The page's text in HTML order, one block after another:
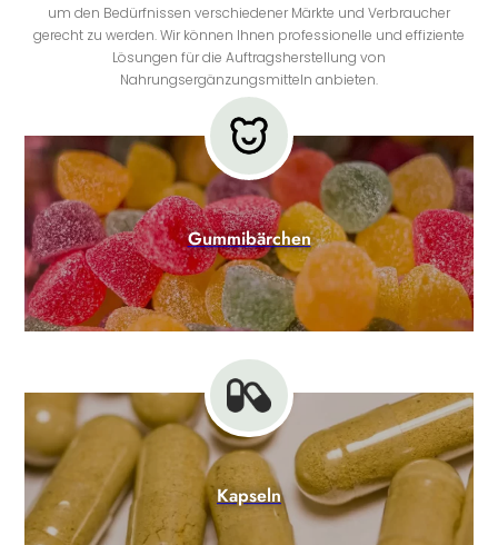
um den Bedürfnissen verschiedener Märkte und Verbraucher
gerecht zu werden. Wir können Ihnen professionelle und effiziente
Lösungen für die Auftragsherstellung von
Nahrungsergänzungsmitteln anbieten.
Gummibärchen
Kapseln